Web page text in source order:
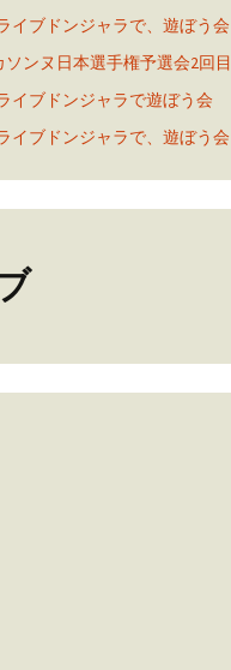
イブドンジャラで、遊ぼう会
ンヌ日本選手権予選会2回目
イブドンジャラで遊ぼう会
イブドンジャラで、遊ぼう会